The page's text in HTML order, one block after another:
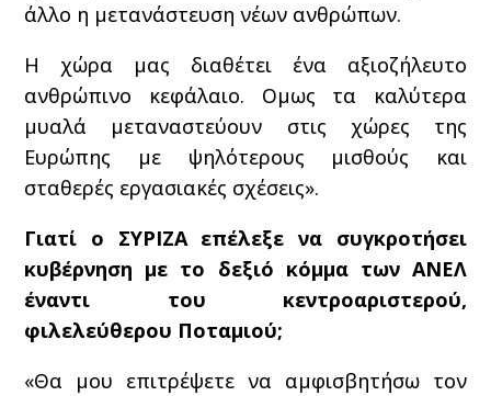
άλλο η μετανάστευση νέων ανθρώπων.
Η χώρα μας διαθέτει ένα αξιοζήλευτο
ανθρώπινο κεφάλαιο. Ομως τα καλύτερα
μυαλά μεταναστεύουν στις χώρες της
Ευρώπης με ψηλότερους μισθούς και
σταθερές εργασιακές σχέσεις».
Γιατί ο ΣΥΡΙΖΑ επέλεξε να συγκροτήσει
κυβέρνηση με το δεξιό κόμμα των ΑΝΕΛ
έναντι του κεντροαριστερού,
φιλελεύθερου Ποταμιού;
«Θα μου επιτρέψετε να αμφισβητήσω τον